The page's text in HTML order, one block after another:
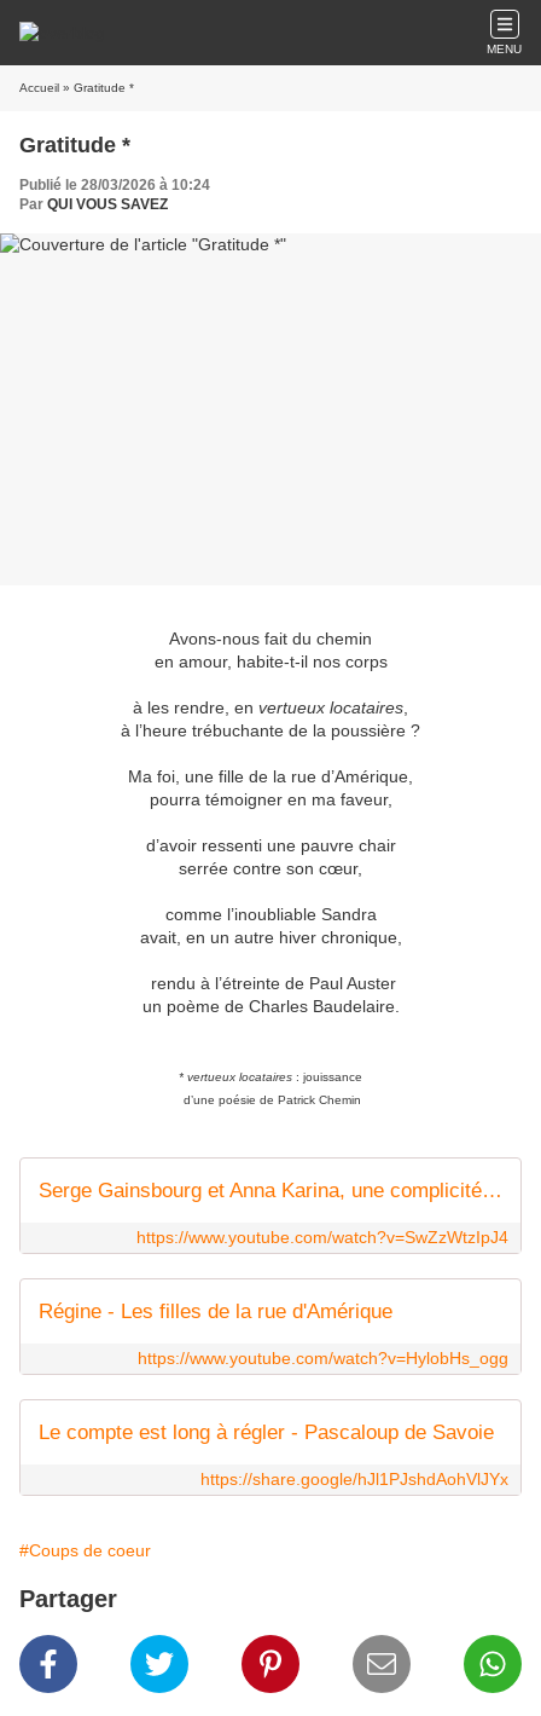
MENU
Accueil » Gratitude *
Gratitude *
Publié le 28/03/2026 à 10:24
Par QUI VOUS SAVEZ
Avons-nous fait du chemin
en amour, habite-t-il nos corps
à les rendre, en vertueux locataires
à l’heure trébuchante de la poussière ?
Ma foi, une fille de la rue d’Amérique,
pourra témoigner en ma faveur,
d’avoir ressenti une pauvre chair
serrée contre son cœur,
comme l’inoubliable Sandra
avait, en un autre hiver chronique,
rendu à l’étreinte de Paul Auster
un poème de Charles Baudelaire.
* vertueux locataires : jouissance
d’une poésie de Patrick Chemin
Serge Gainsbourg et Anna Karina, une complicité inédite | Archive INA
https://www.youtube.com/watch?v=SwZzWtzIpJ4
Régine - Les filles de la rue d'Amérique
https://www.youtube.com/watch?v=HylobHs_ogg
Le compte est long à régler - Pascaloup de Savoie
https://share.google/hJl1PJshdAohVlJYx
#Coups de coeur
Partager